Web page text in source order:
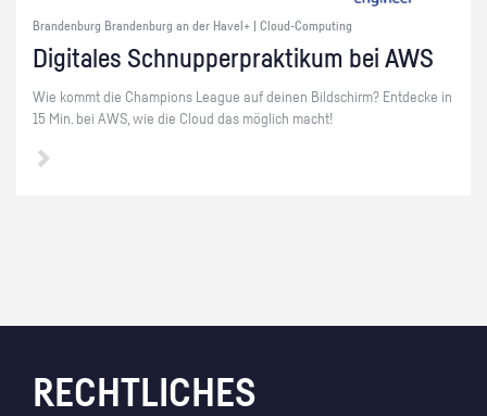
Brandenburg Brandenburg an der Havel+ | Cloud-Computing
Di­gi­ta­les Schnup­per­prak­ti­kum bei AWS
Wie kommt die Cham­pi­ons Le­ague auf dei­nen Bild­schirm? Ent­de­cke in
15 Min. bei AWS, wie die Cloud das mög­lich macht!
RECHTLICHES